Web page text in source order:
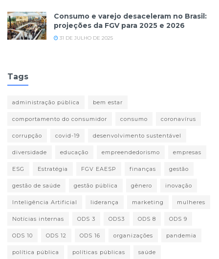
Consumo e varejo desaceleram no Brasil:
projeções da FGV para 2025 e 2026
31 DE JULHO DE 2025
Tags
administração pública bem estar
comportamento do consumidor consumo coronavírus
corrupção covid-19 desenvolvimento sustentável
diversidade educação empreendedorismo empresas
ESG Estratégia FGV EAESP finanças gestão
gestão de saúde gestão pública gênero inovação
Inteligência Artificial liderança marketing mulheres
Notícias internas ODS 3 ODS3 ODS 8 ODS 9
ODS 10 ODS 12 ODS 16 organizações pandemia
política pública políticas públicas saúde